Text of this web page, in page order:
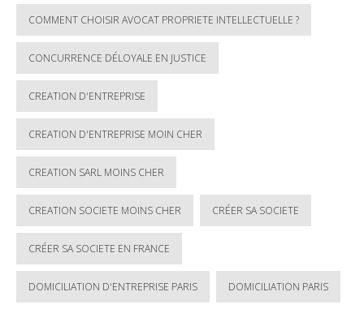
COMMENT CHOISIR AVOCAT PROPRIETE INTELLECTUELLE ?
CONCURRENCE DÉLOYALE EN JUSTICE
CREATION D'ENTREPRISE
CREATION D'ENTREPRISE MOIN CHER
CREATION SARL MOINS CHER
CREATION SOCIETE MOINS CHER CRÉER SA SOCIETE
CRÉER SA SOCIETE EN FRANCE
DOMICILIATION D'ENTREPRISE PARIS DOMICILIATION PARIS